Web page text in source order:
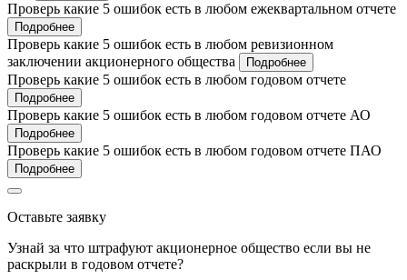
Проверь какие 5 ошибок есть в любом ежеквартальном отчете
Подробнее
Проверь какие 5 ошибок есть в любом ревизионном
заключении акционерного общества
Подробнее
Проверь какие 5 ошибок есть в любом годовом отчете
Подробнее
Проверь какие 5 ошибок есть в любом годовом отчете АО
Подробнее
Проверь какие 5 ошибок есть в любом годовом отчете ПАО
Подробнее
Оставьте заявку
Узнай за что штрафуют акционерное общество если вы не
раскрыли в годовом отчете?